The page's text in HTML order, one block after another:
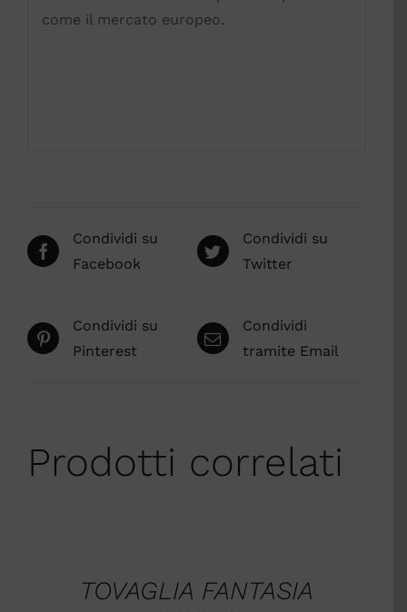
come il mercato europeo.
Condividi su
Facebook
Condividi su
Twitter
Condividi su
Pinterest
Condividi
tramite Email
Prodotti correlati
TOVAGLIA FANTASIA